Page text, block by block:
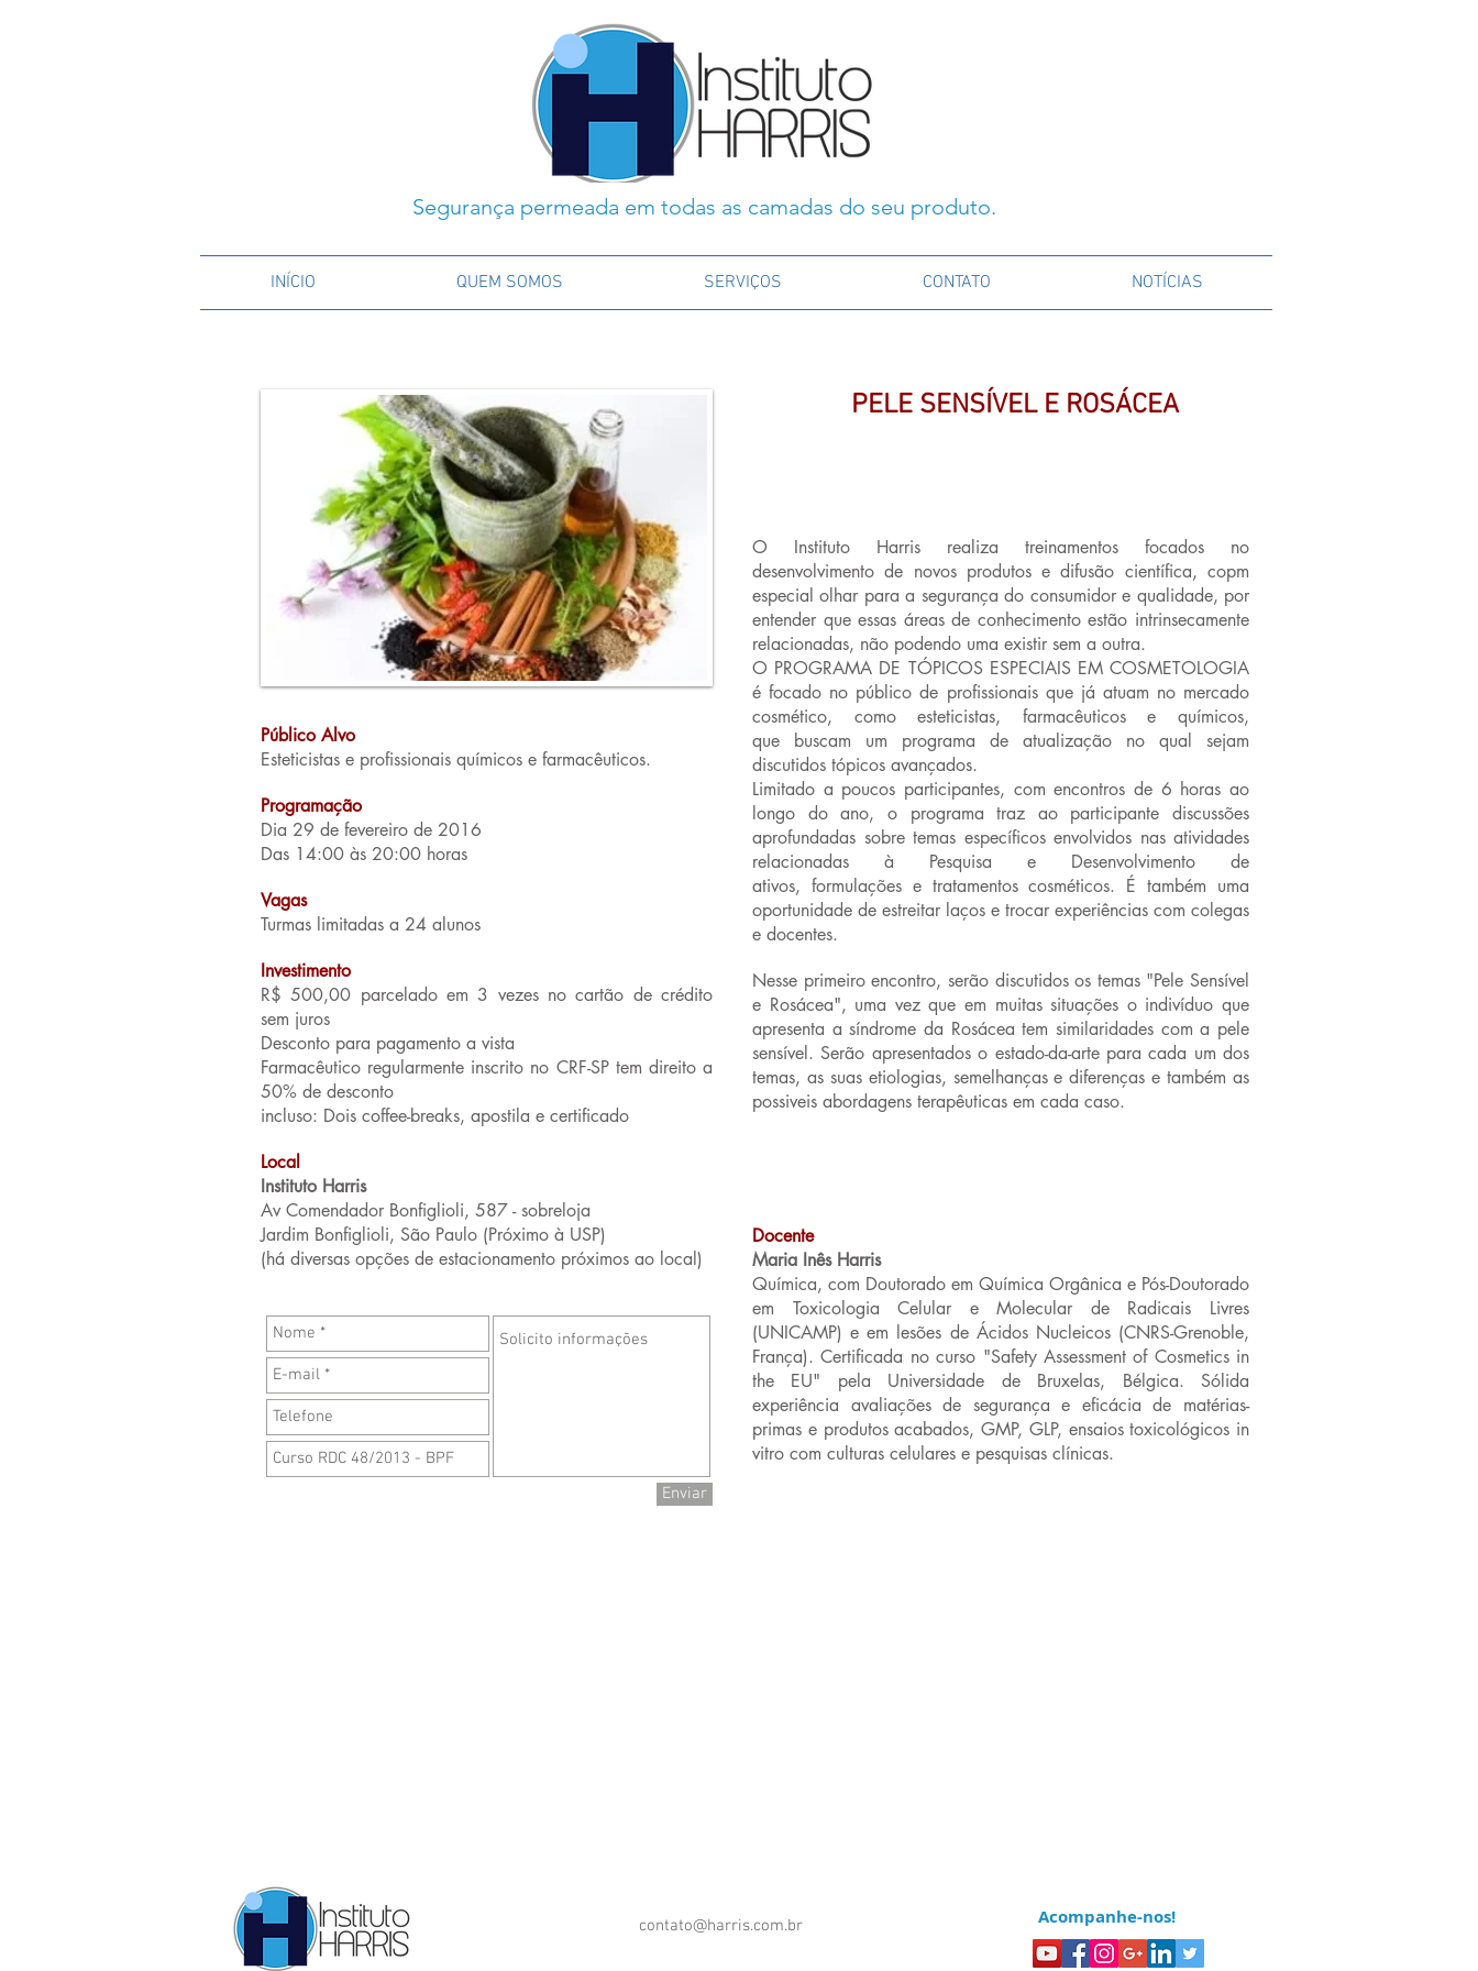
Segurança permeada em todas as camadas do seu produto.
INÍCIO QUEM SOMOS SERVIÇOS CONTATO NOTÍCIAS
Público Alvo
Esteticistas e profissionais químicos e farmacêuticos.
Programação
Dia 29 de fevereiro de 2016
Das 14:00 às 20:00 horas
Vagas
Turmas limitadas a 24 alunos
Investimento
R$ 500,00 parcelado em 3 vezes no cartão de crédito
sem juros
Desconto para pagamento a vista
Farmacêutico regularmente inscrito no CRF-SP tem direito a
50% de desconto
incluso: Dois coffee-breaks, apostila e certificado
Local
Instituto Harris
Av Comendador Bonfiglioli, 587 - sobreloja
Jardim Bonfiglioli, São Paulo (Próximo à USP)
(há diversas opções de estacionamento próximos ao local)
Enviar
PELE SENSÍVEL E ROSÁCEA
O Instituto Harris realiza treinamentos focados no
desenvolvimento de novos produtos e difusão científica, copm
especial olhar para a segurança do consumidor e qualidade, por
entender que essas áreas de conhecimento estão intrinsecamente
relacionadas, não podendo uma existir sem a outra.
O PROGRAMA DE TÓPICOS ESPECIAIS EM COSMETOLOGIA
é focado no público de profissionais que já atuam no mercado
cosmético, como esteticistas, farmacêuticos e químicos,
que buscam um programa de atualização no qual sejam
discutidos tópicos avançados.
Limitado a poucos participantes, com encontros de 6 horas ao
longo do ano, o programa traz ao participante discussões
aprofundadas sobre temas específicos envolvidos nas atividades
relacionadas à Pesquisa e Desenvolvimento de
ativos, formulações e tratamentos cosméticos. É também uma
oportunidade de estreitar laços e trocar experiências com colegas
e docentes.
Nesse primeiro encontro, serão discutidos os temas "Pele Sensível
e Rosácea", uma vez que em muitas situações o indivíduo que
apresenta a síndrome da Rosácea tem similaridades com a pele
sensível. Serão apresentados o estado-da-arte para cada um dos
temas, as suas etiologias, semelhanças e diferenças e também as
possiveis abordagens terapêuticas em cada caso.
Docente
Maria Inês Harris
Química, com Doutorado em Química Orgânica e Pós-Doutorado
em Toxicologia Celular e Molecular de Radicais Livres
(UNICAMP) e em lesões de Ácidos Nucleicos (CNRS-Grenoble,
França). Certificada no curso "Safety Assessment of Cosmetics in
the EU" pela Universidade de Bruxelas, Bélgica. Sólida
experiência avaliações de segurança e eficácia de matérias-
primas e produtos acabados, GMP, GLP, ensaios toxicológicos in
vitro com culturas celulares e pesquisas clínicas.
contato@harris.com.br Acompanhe-nos!